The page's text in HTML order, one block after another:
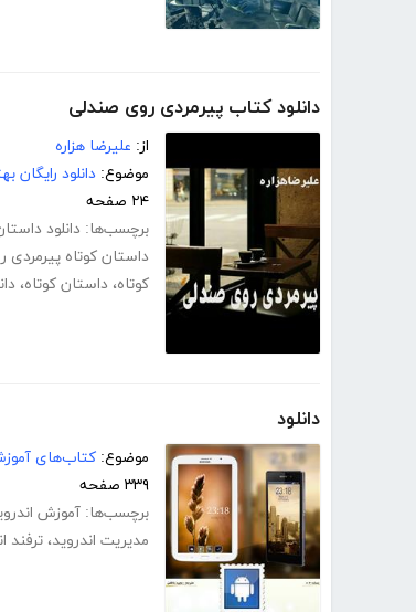
دانلود کتاب پیرمردی روی صندلی
از: علیرضا هزاره
موضوع: دانلود
۲۴ صفحه
برچسب‌ها: دانلود
داستان کوتاه پیرمردی
کوتاه، داستان کوتاه،
دانلود
موضوع: کتاب‌های
۳۳۹ صفحه
برچسب‌ها: آموزش
مدیریت اندروید، ترفند